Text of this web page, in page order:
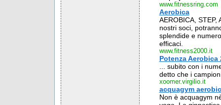
www.fitnessring.com
Aerobica
AEROBICA, STEP,
nostri soci,
splendide e
efficaci.
www.fitness2000.it
Potenza Aerobica
... subito con i
detto che i
xoomer.virgilio.it
acquagym
Non è acquagym